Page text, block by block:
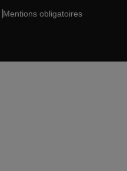
Mentions obligatoires